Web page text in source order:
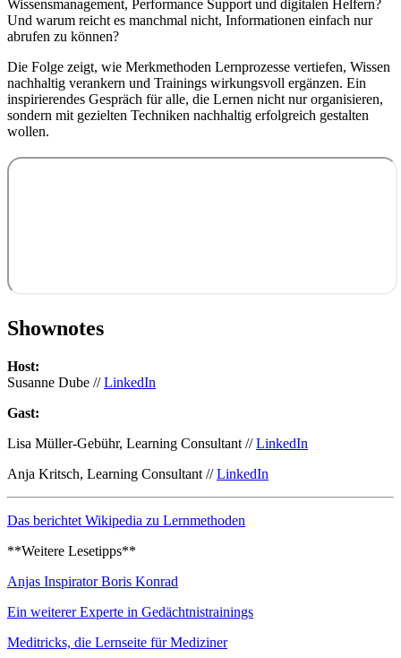
Wissensmanagement, Performance Support und digitalen Helfern?
Und warum reicht es manchmal nicht, Informationen einfach nur
abrufen zu können?
Die Folge zeigt, wie Merkmethoden Lernprozesse vertiefen, Wissen
nachhaltig verankern und Trainings wirkungsvoll ergänzen. Ein
inspirierendes Gespräch für alle, die Lernen nicht nur organisieren,
sondern mit gezielten Techniken nachhaltig erfolgreich gestalten
wollen.
Shownotes
Host:
Susanne Dube //LinkedIn
Gast:
Lisa Müller-Gebühr, Learning Consultant //LinkedIn
Anja Kritsch, Learning Consultant //LinkedIn
Das berichtet Wikipedia zu Lernmethoden
**Weitere Lesetipps**
Anjas Inspirator Boris Konrad
Ein weiterer Experte in Gedächtnistrainings
Meditricks, die Lernseite für Mediziner